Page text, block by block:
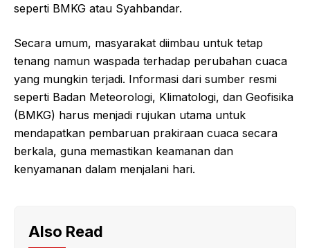
seperti BMKG atau Syahbandar.
Secara umum, masyarakat diimbau untuk tetap
tenang namun waspada terhadap perubahan cuaca
yang mungkin terjadi. Informasi dari sumber resmi
seperti Badan Meteorologi, Klimatologi, dan Geofisika
(BMKG) harus menjadi rujukan utama untuk
mendapatkan pembaruan prakiraan cuaca secara
berkala, guna memastikan keamanan dan
kenyamanan dalam menjalani hari.
Also Read